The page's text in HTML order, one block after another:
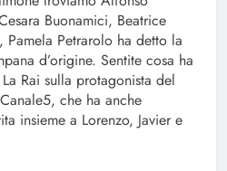
Buonamici, Beatrice
Pamela Petrarolo ha detto la
d’origine. Sentite cosa ha
Rai sulla protagonista del
che ha anche
insieme a Lorenzo, Javier e